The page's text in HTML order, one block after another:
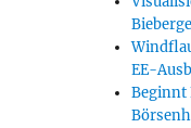
EE-
Beginnt